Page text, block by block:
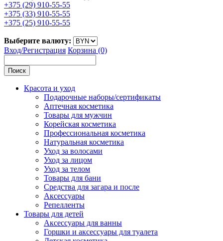
+375 (29) 910-55-55
+375 (33) 910-55-55
+375 (25) 910-55-55
Выберите валюту:
Вход/Регистрация Корзина (0)
Поиск
Красота и уход
Подарочные наборы/сертификаты
Аптечная косметика
Товары для мужчин
Корейская косметика
Профессиональная косметика
Натуральная косметика
Уход за волосами
Уход за лицом
Уход за телом
Товары для бани
Средства для загара и после
Аксессуары
Репелленты
Товары для детей
Аксессуары для ванны
Горшки и аксессуары для туалета